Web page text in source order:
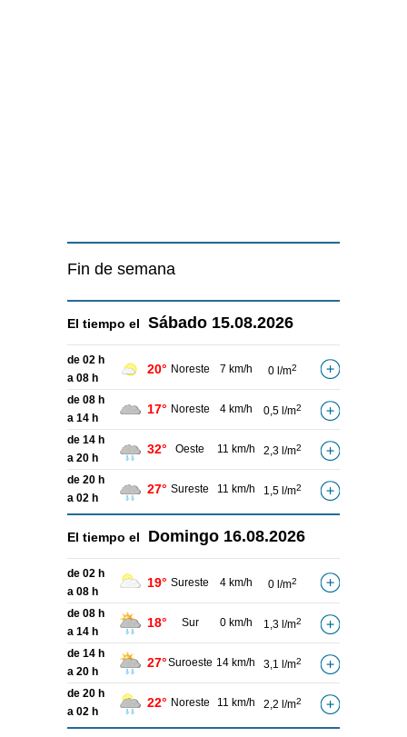
Fin de semana
El tiempo el Sábado 15.08.2026
de 02 h
a 08 h
20° Noreste 7 km/h 0 l/m2
de 08 h
a 14 h
17° Noreste 4 km/h 0,5 l/m2
de 14 h
a 20 h
32° Oeste 11 km/h 2,3 l/m2
de 20 h
a 02 h
27° Sureste 11 km/h 1,5 l/m2
El tiempo el Domingo 16.08.2026
de 02 h
a 08 h
19° Sureste 4 km/h 0 l/m2
de 08 h
a 14 h
18° Sur 0 km/h 1,3 l/m2
de 14 h
a 20 h
27°Suroeste 14 km/h 3,1 l/m2
de 20 h
a 02 h
22° Noreste 11 km/h 2,2 l/m2